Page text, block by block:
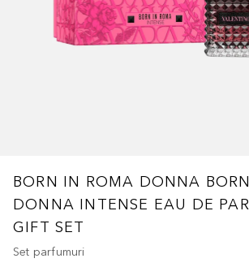
BORN IN ROMA DONNA
DONNA INTENSE EAU DE
GIFT SET
Set parfumuri